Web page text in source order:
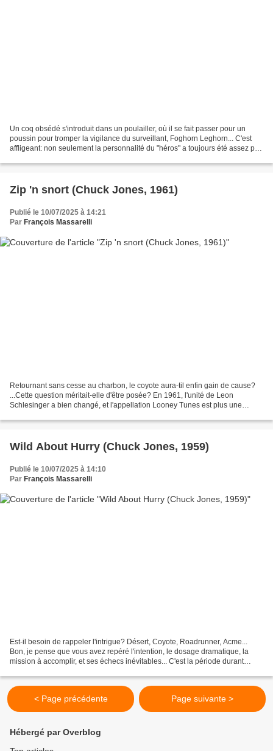
Un coq obsédé s'introduit dans un poulailler, où il se fait passer pour un
poussin pour tromper la vigilance du surveillant, Foghorn Leghorn... C'est
affligeant: non seulement la personnalité du "héros" a toujours été assez peu
Zip 'n snort (Chuck Jones, 1961)
Publié le 10/07/2025 à 14:21
Par François Massarelli
Retournant sans cesse au charbon, le coyote aura-til enfin gain de cause?
...Cette question méritait-elle d'être posée? En 1961, l'unité de Leon
Schlesinger a bien changé, et l'appellation Looney Tunes est plus une
Wild About Hurry (Chuck Jones, 1959)
Publié le 10/07/2025 à 14:10
Par François Massarelli
Est-il besoin de rappeler l'intrigue? Désert, Coyote, Roadrunner, Acme...
Bon, je pense que vous avez repéré l'intention, le dosage dramatique, la
mission à accomplir, et ses échecs inévitables... C'est la période durant
< Page précédente Page suivante >
Hébergé par Overblog